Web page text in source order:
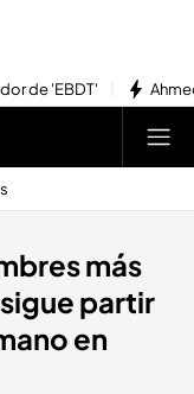
de 'EBDT'
más
partir
en